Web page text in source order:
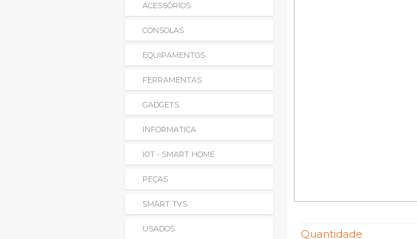
ACESSÓRIOS
CONSOLAS
EQUIPAMENTOS
FERRAMENTAS
GADGETS
INFORMATICA
IOT - SMART HOME
PEÇAS
SMART TVS
USADOS Quantidade